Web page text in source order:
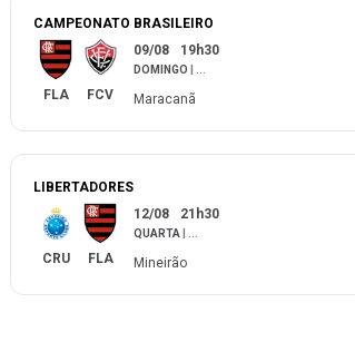
CAMPEONATO BRASILEIRO
FLA FCV
09/08 19h30
DOMINGO
Maracanã
LIBERTADORES
CRU FLA
12/08 21h30
QUARTA
Mineirão